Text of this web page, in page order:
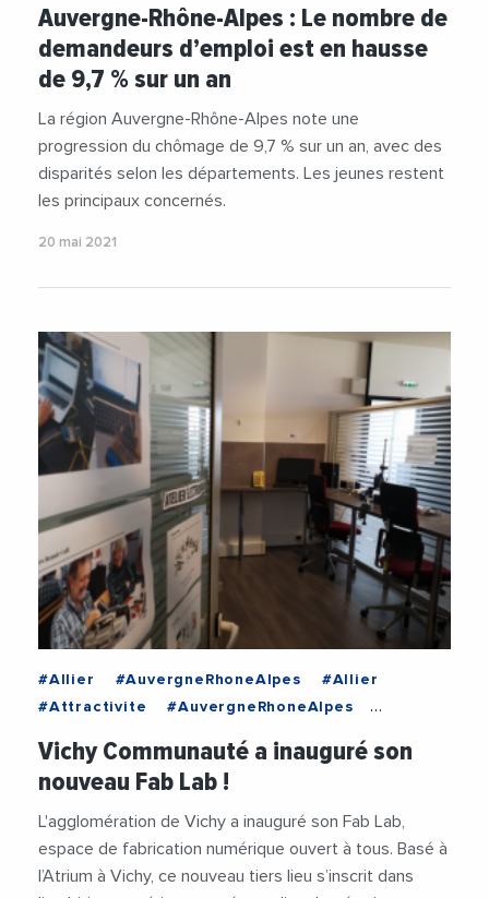
#Chomage
#DemandeursDEmploi
#Economie
#Emploi
#FranceTravail
#HauteSavoie
#PuyDeDome
#Savoie
Auvergne-Rhône-Alpes : Le nombre de
demandeurs d’emploi est en hausse
de 9,7 % sur un an
La région Auvergne-Rhône-Alpes note une
progression du chômage de 9,7 % sur un an, avec des
disparités selon les départements. Les jeunes restent
les principaux concernés.
20 mai 2021
#Allier #AuvergneRhoneAlpes
#Allier
#Attractivite
#AuvergneRhoneAlpes
Vichy Communauté a inauguré son
nouveau Fab Lab !
L'agglomération de Vichy a inauguré son Fab Lab,
espace de fabrication numérique ouvert à tous. Basé à
l’Atrium à Vichy, ce nouveau tiers lieu s’inscrit dans